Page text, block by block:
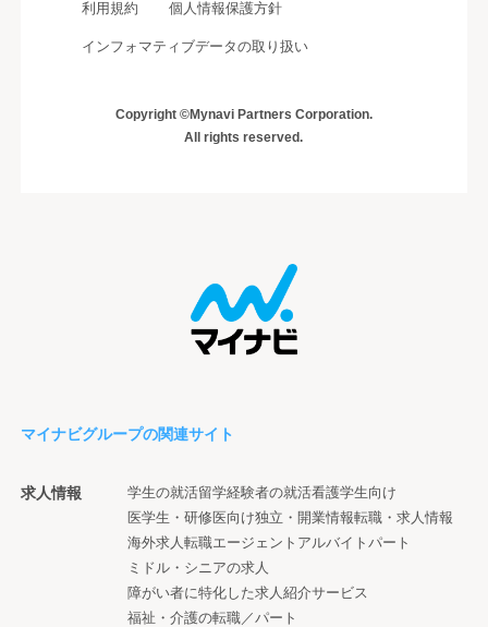
利用規約 個人情報保護方針
インフォマティブデータの取り扱い
Copyright ©Mynavi Partners Corporation.
All rights reserved.
マイナビグループの関連サイト
求人情報 学生の就活留学経験者の就活看護学生向け
医学生・研修医向け独立・開業情報転職・求人情報
海外求人 転職エージェント アルバイト パート
ミドル・シニアの求人
障がい者に特化した求人紹介サービス
福祉・介護の転職／パート